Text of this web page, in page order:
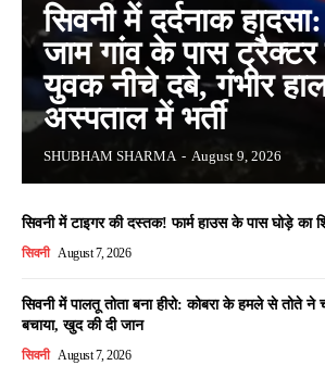
सिवनी में दर्दनाक
जाम गांव के पास ट्रैक्टर
युवक नीचे दबे, गंभीर
अस्पताल में भर्ती
SHUBHAM SHARMA - August 9, 2026
सिवनी में टाइगर की दस्तक! फार्म हाउस के पास घोड़े का
सिवनी August 7, 2026
सिवनी में पालतू तोता बना हीरो: कोबरा के हमले से तोते ने
बचाया, खुद की दी जान
सिवनी August 7, 2026